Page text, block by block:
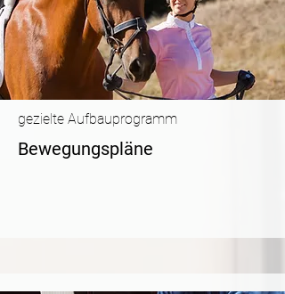
gezielte Aufbauprogramm
Bewegungspläne